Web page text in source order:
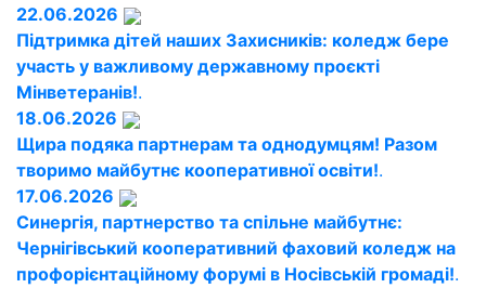
22.06.2026
Підтримка дітей наших Захисників: коледж бере
участь у важливому державному проєкті
Мінветеранів!.
18.06.2026
Щира подяка партнерам та однодумцям! Разом
творимо майбутнє кооперативної освіти!.
17.06.2026
Синергія, партнерство та спільне майбутнє:
Чернігівський кооперативний фаховий коледж на
профорієнтаційному форумі в Носівській громаді!.